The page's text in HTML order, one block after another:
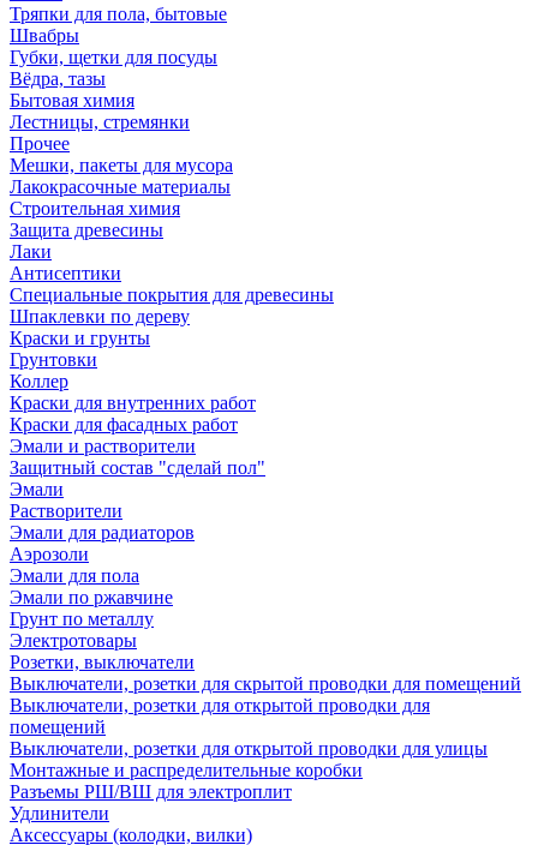
Тряпки для пола, бытовые
Швабры
Губки, щетки для посуды
Вёдра, тазы
Бытовая химия
Лестницы, стремянки
Прочее
Мешки, пакеты для мусора
Лакокрасочные материалы
Строительная химия
Защита древесины
Лаки
Антисептики
Специальные покрытия для древесины
Шпаклевки по дереву
Краски и грунты
Грунтовки
Коллер
Краски для внутренних работ
Краски для фасадных работ
Эмали и растворители
Защитный состав "сделай пол"
Эмали
Растворители
Эмали для радиаторов
Аэрозоли
Эмали для пола
Эмали по ржавчине
Грунт по металлу
Электротовары
Розетки, выключатели
Выключатели, розетки для скрытой проводки для помещений
Выключатели, розетки для открытой проводки для
помещений
Выключатели, розетки для открытой проводки для улицы
Монтажные и распределительные коробки
Разъемы РШ/ВШ для электроплит
Удлинители
Аксессуары (колодки, вилки)